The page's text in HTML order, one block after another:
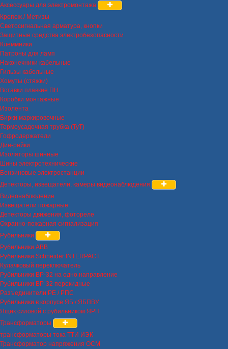
Аксессуары для электромонтажа
Крепеж / Метизы
Светосигнальная арматура, кнопки
Защитные средства электробезопасности
Клеммники
Патроны для ламп
Наконечники кабельные
Гильзы кабельные
Хомуты (стяжки)
Вставки плавкие ПН
Коробки монтажные
Изолента
Бирки маркировочные
Термоусадочная трубка (ТуТ)
Гофродержатели
Дин-рейки
Изоляторы шинные
Шины электротехнические
Бензиновые электростанции
Детекторы, извещатели, камеры видеонаблюдения
Видеонаблюдение
Извещатели пожарные
Детекторы движения, фотореле
Охранно-пожарная сигнализация
Рубильники
Рубильники ABB
Рубильники Schneider INTERPACT
Кулачковый переключатель
Рубильники ВР-32 на одно направление
Рубильники ВР-32 перекидные
Разъединители РЕ / РПС
Рубильники в корпусе ЯБ / ЯБПВУ
Ящик силовой с рубильником ЯРП
Трансформаторы
трансформаторы тока ТТИ ИЭК
Трансформатор напряжения ОСМ